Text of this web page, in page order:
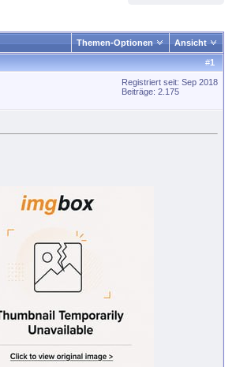
Themen-Optionen Ansicht
#1
Registriert seit: Sep 2018
Beiträge: 2.175